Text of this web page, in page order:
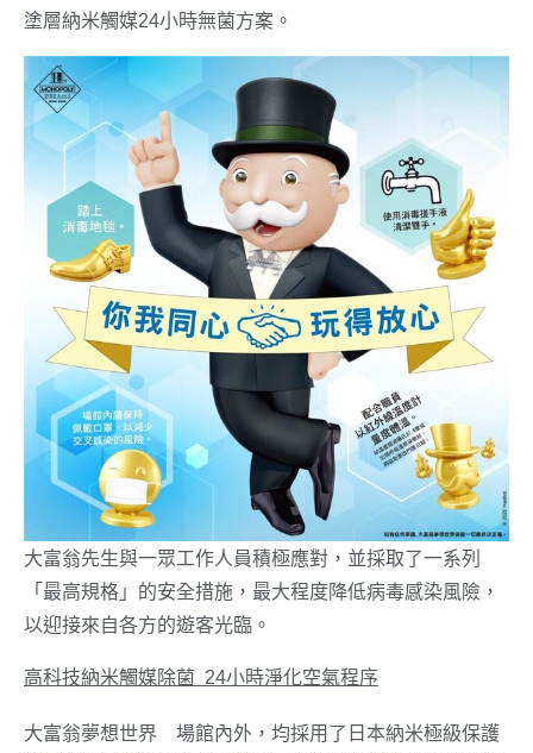
塗層納米觸媒24小時無菌方案。
大富翁先生與一眾工作人員積極應對，並採取了一系列
「最高規格」的安全措施，最大程度降低病毒感染風險，
以迎接來自各方的遊客光臨。
高科技納米觸媒除菌 24小時淨化空氣程序
大富翁夢想世界™場館內外，均採用了日本納米極級保護